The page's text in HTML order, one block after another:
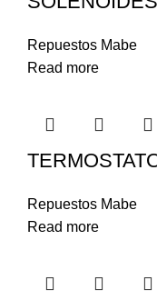
Repuestos Mabe
Read more
Repuestos Mabe
Read more